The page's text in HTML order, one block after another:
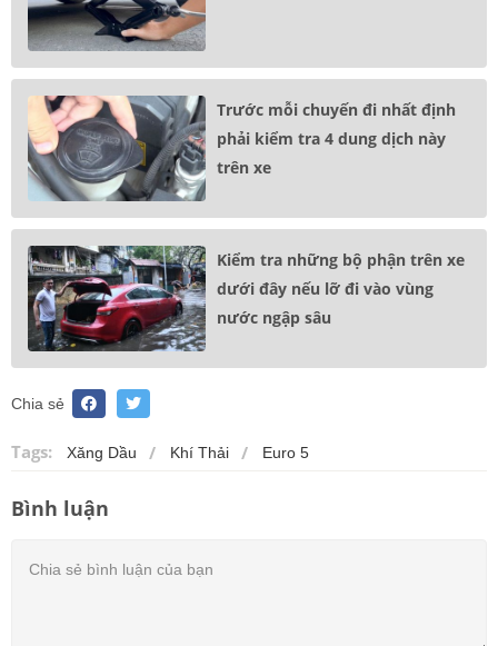
Trước mỗi chuyến đi nhất định
phải kiểm tra 4 dung dịch này
trên xe
Kiểm tra những bộ phận trên xe
dưới đây nếu lỡ đi vào vùng
nước ngập sâu
Chia sẻ
Tags: Xăng Dầu Khí Thải Euro 5
Bình luận